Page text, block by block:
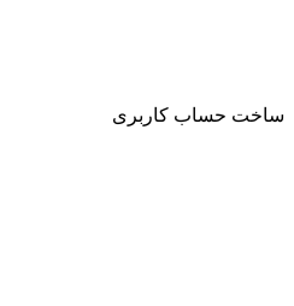
ساخت حساب کاربری